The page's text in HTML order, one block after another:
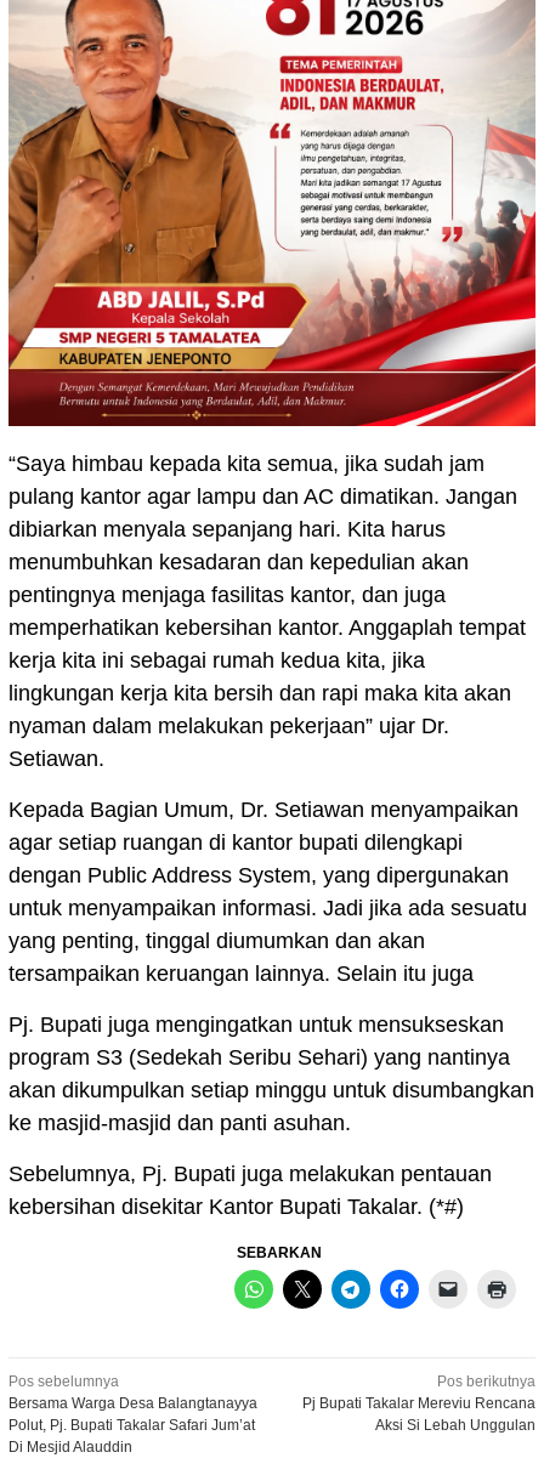
“Saya himbau kepada kita semua, jika sudah jam
pulang kantor agar lampu dan AC dimatikan. Jangan
dibiarkan menyala sepanjang hari. Kita harus
menumbuhkan kesadaran dan kepedulian akan
pentingnya menjaga fasilitas kantor, dan juga
memperhatikan kebersihan kantor. Anggaplah tempat
kerja kita ini sebagai rumah kedua kita, jika
lingkungan kerja kita bersih dan rapi maka kita akan
nyaman dalam melakukan pekerjaan” ujar Dr.
Setiawan.
Kepada Bagian Umum, Dr. Setiawan menyampaikan
agar setiap ruangan di kantor bupati dilengkapi
dengan Public Address System, yang dipergunakan
untuk menyampaikan informasi. Jadi jika ada sesuatu
yang penting, tinggal diumumkan dan akan
tersampaikan keruangan lainnya. Selain itu juga
Pj. Bupati juga mengingatkan untuk mensukseskan
program S3 (Sedekah Seribu Sehari) yang nantinya
akan dikumpulkan setiap minggu untuk disumbangkan
ke masjid-masjid dan panti asuhan.
Sebelumnya, Pj. Bupati juga melakukan pentauan
kebersihan disekitar Kantor Bupati Takalar. (*#)
SEBARKAN
Navigasi
pos
Pos sebelumnya
Bersama Warga Desa Balangtanayya
Polut, Pj. Bupati Takalar Safari Jum’at
Di Mesjid Alauddin
Pos berikutnya
Pj Bupati Takalar Mereviu Rencana
Aksi Si Lebah Unggulan